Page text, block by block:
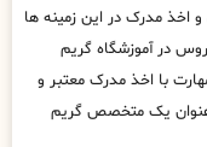
اخذ مدرک در این زمینه ها
در آموزشگاه گریم
با اخذ مدرک معتبر و
عنوان یک متخصص گریم